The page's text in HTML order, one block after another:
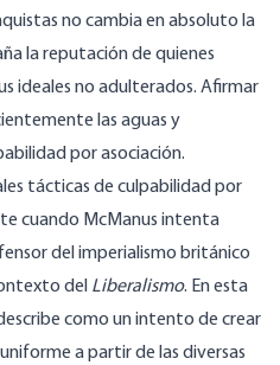
no cambia en absoluto la
la reputación de quienes
ideales no adulterados. Afirmar
las aguas y
por asociación.
tácticas de culpabilidad por
cuando McManus intenta
del imperialismo británico
del Liberalismo. En esta
como un intento de crear
a partir de las diversas